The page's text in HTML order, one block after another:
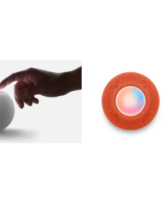
图库 图像 图库 图像